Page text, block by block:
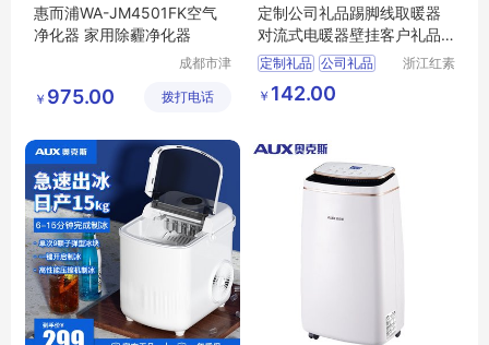
惠而浦WA-JM4501FK空气
净化器 家用除霾净化器
成都市津
技有限公
￥ 975.00 拨打电话
定制公司礼品踢脚线取暖器
对流式电暖器壁挂客户礼品
小家电定制
定制礼品 公司礼品
电暖器
客户礼品
小家电定制
浙江红素
￥ 142.00